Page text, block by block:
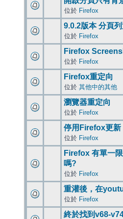
位於 Firefox
9.0.2版本 分頁
位於 Firefox
Firefox
位於 Firefox
Firefox重定向
位於 其他中的其他
瀏覽器重定向
位於 Firefox
停用Firefox更新
位於 Firefox
Firefox 有單一
嗎?
位於 Firefox
重灌後，在
位於 Firefox
終於找到v68-